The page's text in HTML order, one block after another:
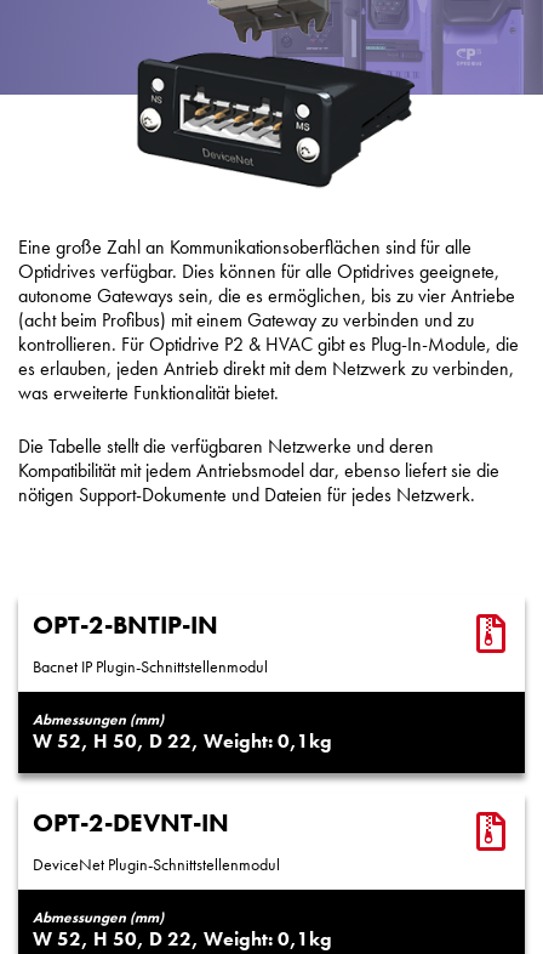
Eine große Zahl an Kommunikationsoberflächen sind für alle
Optidrives verfügbar. Dies können für alle Optidrives geeignete,
autonome Gateways sein, die es ermöglichen, bis zu vier Antriebe
(acht beim Profibus) mit einem Gateway zu verbinden und zu
kontrollieren. Für Optidrive P2 & HVAC gibt es Plug-In-Module, die
es erlauben, jeden Antrieb direkt mit dem Netzwerk zu verbinden,
was erweiterte Funktionalität bietet.
Die Tabelle stellt die verfügbaren Netzwerke und deren
Kompatibilität mit jedem Antriebsmodel dar, ebenso liefert sie die
nötigen Support-Dokumente und Dateien für jedes Netzwerk.
OPT-2-BNTIP-IN
Bacnet IP Plugin-Schnittstellenmodul
Abmessungen (mm)
52 50 22 0,1
OPT-2-DEVNT-IN
DeviceNet Plugin-Schnittstellenmodul
Abmessungen (mm)
52 50 22 0,1